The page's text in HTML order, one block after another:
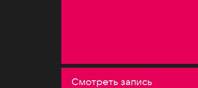
Смотреть запись